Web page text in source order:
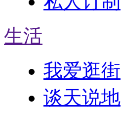
生活
我爱逛街
谈天说地